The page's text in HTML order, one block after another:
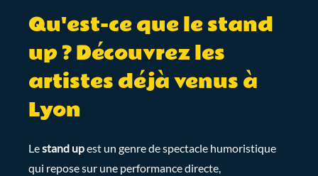
Qu'est-ce que le stand
up ? Découvrez les
artistes déjà venus à
Lyon
Lestand upest un genre de spectacle humoristique
qui repose sur une performance directe,